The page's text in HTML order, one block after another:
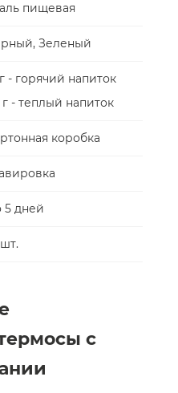
пищевая
Зеленый
г - горячий напиток
г - теплый напиток
коробка
5 дней
с